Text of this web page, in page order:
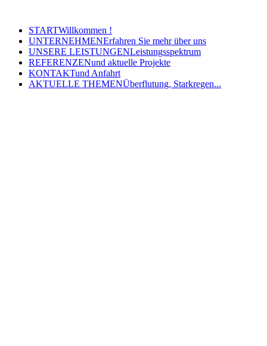
STARTWillkommen !
UNTERNEHMENErfahren Sie mehr über uns
UNSERE LEISTUNGENLeistungsspektrum
REFERENZENund aktuelle Projekte
KONTAKTund Anfahrt
AKTUELLE THEMENÜberflutung, Starkregen...